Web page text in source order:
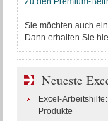
Sie möchten auch
Dann erhalten Sie
Neueste
Excel-
Produkte